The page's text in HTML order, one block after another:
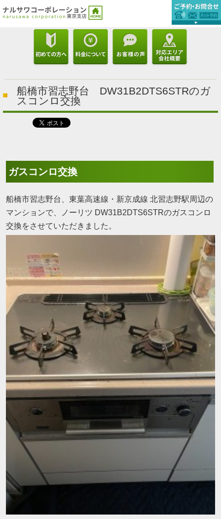
船橋市習志野台 DW31B2DTS6STRのガ
スコンロ交換
ガスコンロ交換
船橋市習志野台、東葉高速線・新京成線 北習志野駅周辺の
マンションで、ノーリツ DW31B2DTS6STRのガスコンロ
交換をさせていただきました。